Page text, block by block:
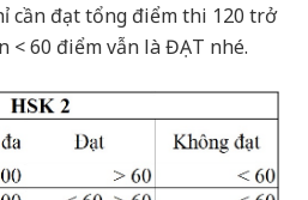
cần đạt tổng điểm thi 120 trở
< 60 điểm vẫn là ĐẠT nhé.